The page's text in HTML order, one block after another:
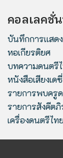
คอลเลคชั่
บันทึกการแสด
หอเกียรติยศ
บทความดนตรี
หนังสือเสียงเดซี่
รายการพบครู
รายการสังคีต
เครื่องดนตรีไท